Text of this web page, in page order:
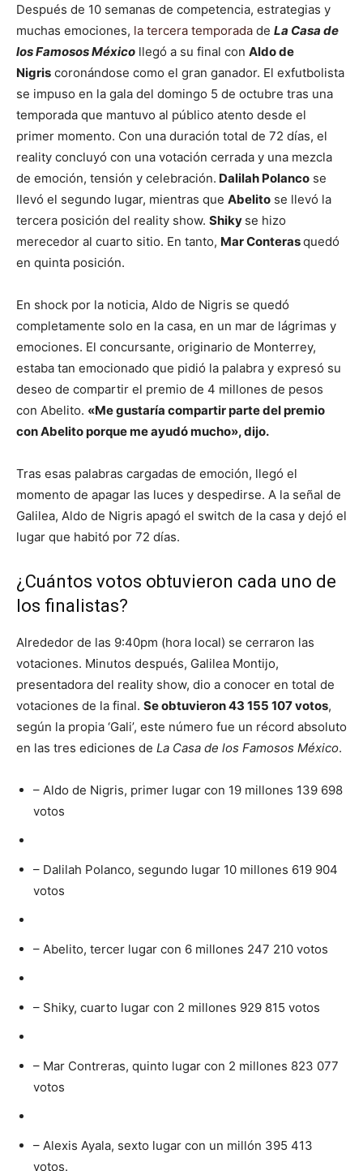
Después de 10 semanas de competencia, estrategias y
muchas emociones, la tercera temporada de La Casa de
los Famosos México llegó a su final con Aldo de
Nigris coronándose como el gran ganador. El exfutbolista
se impuso en la gala del domingo 5 de octubre tras una
temporada que mantuvo al público atento desde el
primer momento. Con una duración total de 72 días, el
reality concluyó con una votación cerrada y una mezcla
de emoción, tensión y celebración. Dalilah Polanco se
llevó el segundo lugar, mientras que Abelito se llevó la
tercera posición del reality show. Shiky se hizo
merecedor al cuarto sitio. En tanto, Mar Conterasquedó
en quinta posición.
En shock por la noticia, Aldo de Nigris se quedó
completamente solo en la casa, en un mar de lágrimas y
emociones. El concursante, originario de Monterrey,
estaba tan emocionado que pidió la palabra y expresó su
deseo de compartir el premio de 4 millones de pesos
con Abelito. «Me gustaría compartir parte del premio
con Abelito porque me ayudó mucho», dijo.
Tras esas palabras cargadas de emoción, llegó el
momento de apagar las luces y despedirse. A la señal de
Galilea, Aldo de Nigris apagó el switch de la casa y dejó el
lugar que habitó por 72 días.
¿Cuántos votos obtuvieron cada uno de
los finalistas?
Alrededor de las 9:40pm (hora local) se cerraron las
votaciones. Minutos después, Galilea Montijo,
presentadora del reality show, dio a conocer en total de
votaciones de la final. Se obtuvieron 43 155 107 votos,
según la propia ‘Gali’, este número fue un récord absoluto
en las tres ediciones de La Casa de los Famosos México.
– Aldo de Nigris, primer lugar con 19 millones 139 698
votos
– Dalilah Polanco, segundo lugar 10 millones 619 904
votos
– Abelito, tercer lugar con 6 millones 247 210 votos
– Shiky, cuarto lugar con 2 millones 929 815 votos
– Mar Contreras, quinto lugar con 2 millones 823 077
votos
– Alexis Ayala, sexto lugar con un millón 395 413
votos.